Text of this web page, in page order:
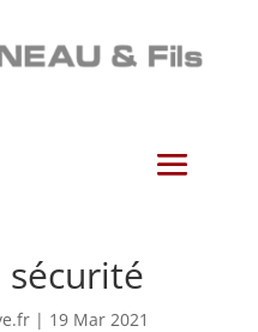
| 19 Mar 2021